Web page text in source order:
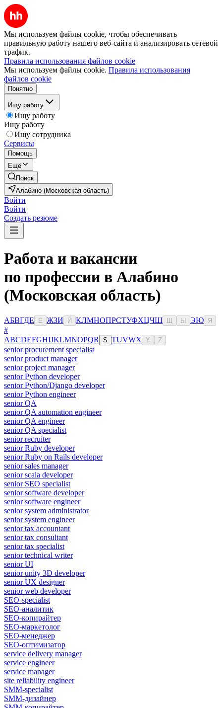
Мы используем файлы cookie, чтобы обеспечивать
правильную работу нашего веб-сайта и анализировать сетевой
трафик.
Правила использования файлов cookie
Мы используем файлы cookie. Правила использования
файлов cookie
Понятно
Ищу работу
Ищу работу
Ищу работу
Ищу сотрудника
Сервисы
Помощь
Ещё
Поиск
Алабино (Московская область)
Войти
Войти
Создать резюме
Работа и вакансии
по профессии в Алабино
(Московская область)
АБВГДЕ Ё ЖЗИ Й КЛМНОПРСТУФХЦЧШ Ы ЭЮ Я
#
ABCDEFGHIJKLMNOPQR S TUVWX Y Z
senior procurement specialist
senior product manager
senior project manager
senior Python developer
senior Python/Django developer
senior Python engineer
senior QA
senior QA automation engineer
senior QA engineer
senior QA specialist
senior recruiter
senior Ruby developer
senior Ruby on Rails developer
senior sales manager
senior scala developer
senior SEO specialist
senior software developer
senior software engineer
senior system administrator
senior system engineer
senior tax accountant
senior tax consultant
senior tax specialist
senior technical writer
senior UI
senior unity 3D developer
senior UX designer
senior web developer
SEO-specialist
SEO-аналитик
SEO-копирайтер
SEO-маркетолог
SEO-менеджер
SEO-оптимизатор
service delivery manager
service engineer
service manager
site reliability engineer
SMM-specialist
SMM-дизайнер